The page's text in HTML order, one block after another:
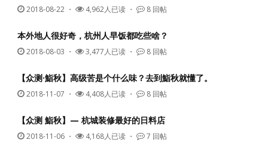
2018-08-22 ・ 4,962人已读 ・ 8 回帖
本外地人很好奇，杭州人早饭都吃些啥？
2018-08-03 ・ 3,477人已读 ・ 8 回帖
【众测·鮨秋】高级苦是个什么味？去到鮨秋就懂了。
2018-11-07 ・ 4,408人已读 ・ 8 回帖
【众测 鮨秋】— 杭城装修最好的日料店
2018-11-06 ・ 4,168人已读 ・ 7 回帖